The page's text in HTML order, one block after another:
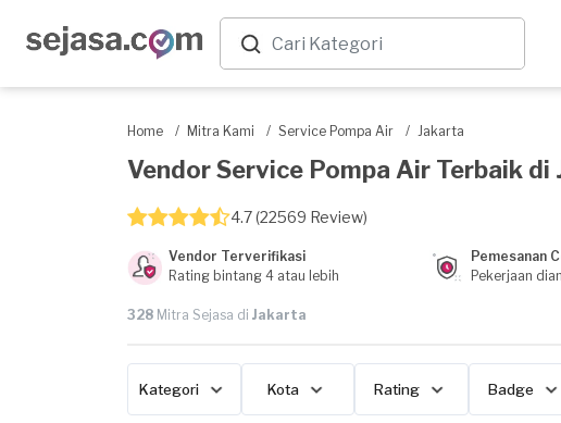
Home / Mitra Kami / Service Pompa Air / Jakarta
Vendor Service Pompa Air Terbaik di
4.7 (22569 Review)
Vendor Terverifikasi
Rating bintang 4 atau lebih
Pemesanan
Pekerjaan
328 Mitra Sejasa di Jakarta
Kategori Kota Rating Badge